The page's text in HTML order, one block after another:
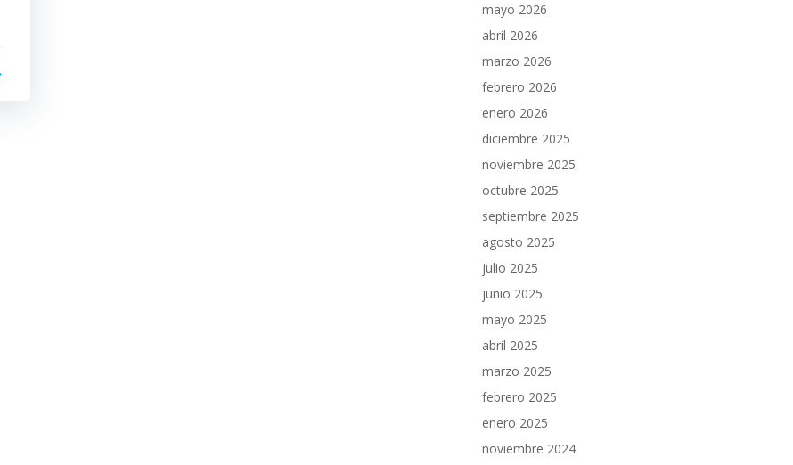
mayo 2026
abril 2026
marzo 2026
febrero 2026
enero 2026
diciembre 2025
noviembre 2025
octubre 2025
septiembre 2025
agosto 2025
julio 2025
junio 2025
mayo 2025
abril 2025
marzo 2025
febrero 2025
enero 2025
noviembre 2024